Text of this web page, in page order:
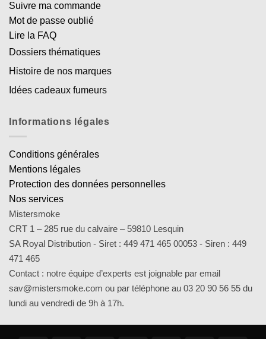
Suivre ma commande
Mot de passe oublié
Lire la FAQ
Dossiers thématiques
Histoire de nos marques
Idées cadeaux fumeurs
Informations légales
Conditions générales
Mentions légales
Protection des données personnelles
Nos services
Mistersmoke
CRT 1 – 285 rue du calvaire – 59810 Lesquin
SA Royal Distribution - Siret : 449 471 465 00053 - Siren : 449
471 465
Contact : notre équipe d’experts est joignable par email
sav@mistersmoke.com ou par téléphone au 03 20 90 56 55 du
lundi au vendredi de 9h à 17h.